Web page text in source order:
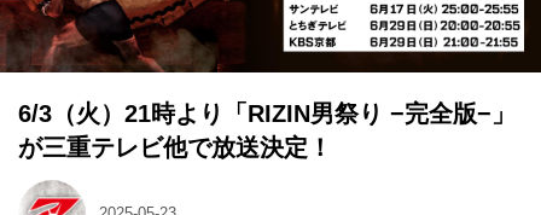
6/3（火）21時より「RIZIN男祭り −完全版−」
が三重テレビ他で放送決定！